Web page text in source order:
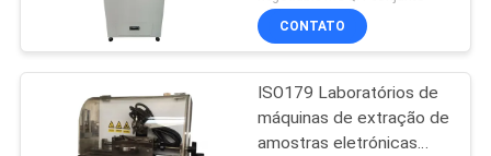
CONTATO
ISO179 Laboratórios de
máquinas de extração de
amostras eletrónicas